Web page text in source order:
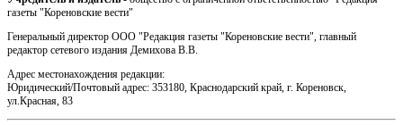
газеты "Кореновские вести"
Генеральный директор ООО "Редакция газеты "Кореновские вести", главный
редактор сетевого издания Демихова В.В.
Адрес местонахождения редакции:
Юридический/Почтовый адрес: 353180, Краснодарский край, г. Кореновск,
ул.Красная, 83